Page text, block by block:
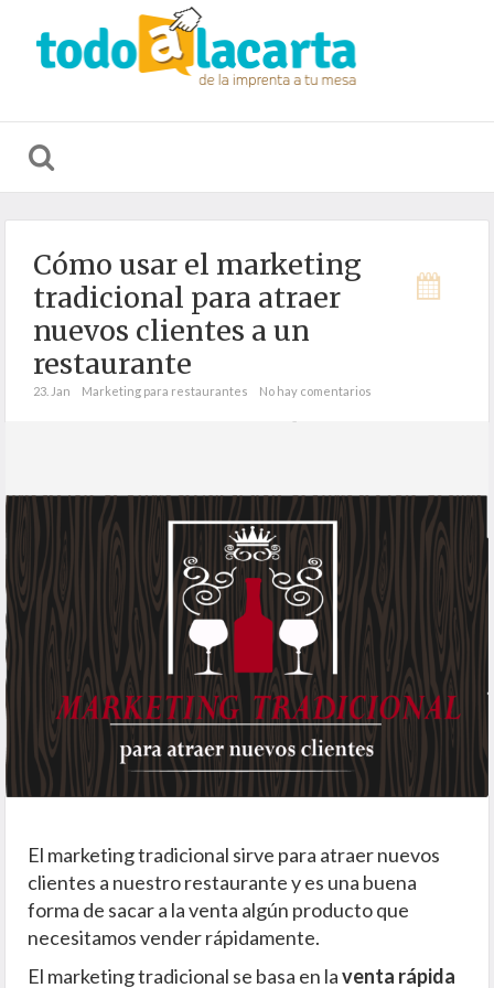
RESTAURACIÓN
HOSTELERÍA
Cómo usar el marketing
tradicional para atraer
nuevos clientes a un
restaurante
23. Jan Marketing para restaurantes No hay comentarios
El marketing tradicional sirve para atraer nuevos
clientes a nuestro restaurante y es una buena
forma de sacar a la venta algún producto que
necesitamos vender rápidamente.
El marketing tradicional se basa en laventa rápida